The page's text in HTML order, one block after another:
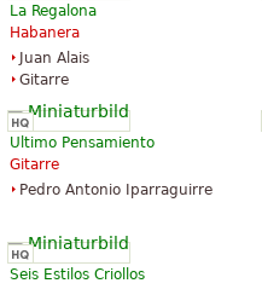
La Regalona
Habanera
Juan Alais
Gitarre
Ultimo Pensamiento
Gitarre
Pedro Antonio Iparraguirre
Seis Estilos Criollos